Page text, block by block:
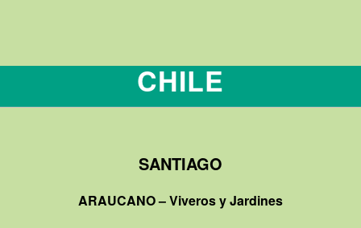
CHILE
SANTIAGO
ARAUCANO – Viveros y Jardines